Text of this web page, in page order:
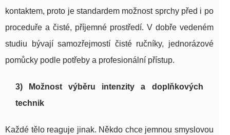
kontaktem, proto je standardem možnost sprchy před i po
proceduře a čisté, příjemné prostředí. V dobře vedeném
studiu bývají samozřejmostí čisté ručníky, jednorázové
pomůcky podle potřeby a profesionální přístup.
3) Možnost výběru intenzity a doplňkových
technik
Každé tělo reaguje jinak. Někdo chce jemnou smyslovou